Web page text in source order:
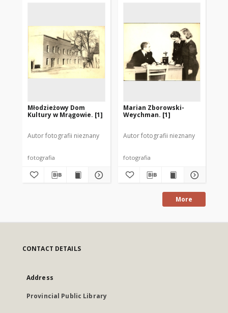
Młodzieżowy Dom
Kultury w Mrągowie. [1]
Autor fotografii nieznany
fotografia
Marian Zborowski-
Weychman. [1]
Autor fotografii nieznany
fotografia
More
CONTACT DETAILS
Address
Provincial Public Library